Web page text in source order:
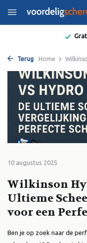
Terug Home
10 augustus 2025
Wilkinson
Ultieme
voor een
Ben je op zoek naar de